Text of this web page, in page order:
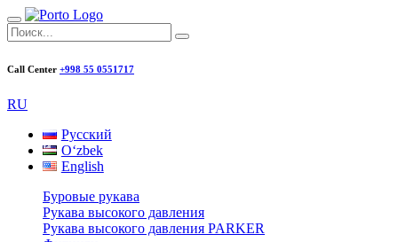
Call Center +998 55 0551717
RU
Русский
Oʻzbek
English
Буровые рукава
Рукава высокого давления
Рукава высокого давления PARKER